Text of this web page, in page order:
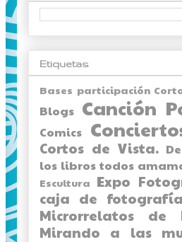
Etiquetas
Bases participación
Blogs Canción
Comics
Cortos de Vista.
los libros todos
Escultura Expo
caja de
Microrrelatos de
Mirando a las